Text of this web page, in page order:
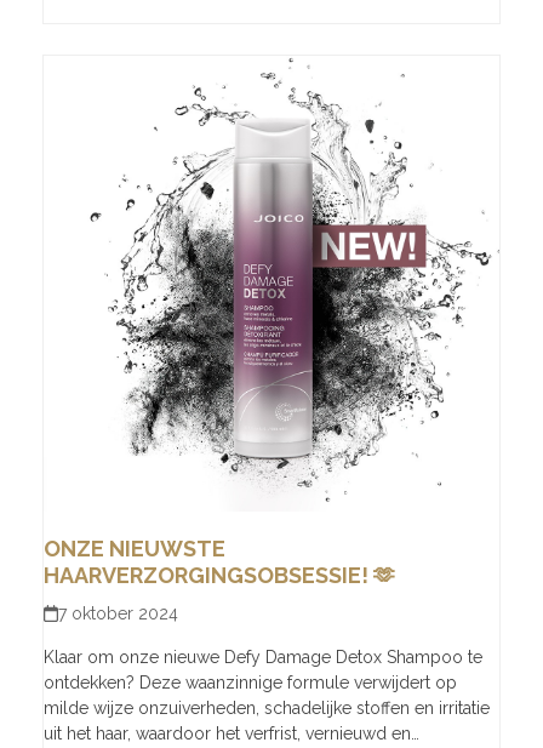
ONZE NIEUWSTE
HAARVERZORGINGSOBSESSIE! 🫶
7 oktober 2024
Klaar om onze nieuwe Defy Damage Detox Shampoo te
ontdekken? Deze waanzinnige formule verwijdert op
milde wijze onzuiverheden, schadelijke stoffen en irritatie
uit het haar, waardoor het verfrist, vernieuwd en…